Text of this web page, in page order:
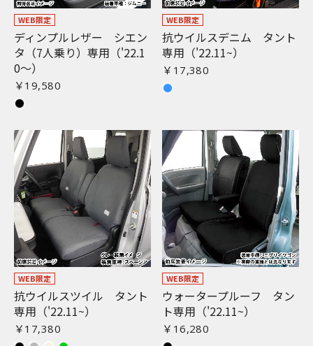
WEB限定
ディンプルレザー シエン
タ（7人乗り）専用（'22.1
0〜）
￥19,580
WEB限定
抗ウイルスデニム タント
専用（'22.11~）
￥17,380
WEB限定
抗ウイルスツイル タント
専用（'22.11~）
￥17,380
WEB限定
ウォータープルーフ タン
ト専用（'22.11~）
￥16,280